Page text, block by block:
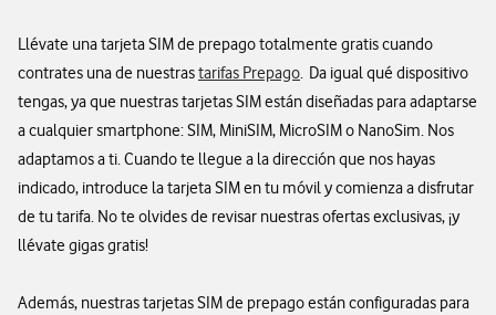
Llévate una tarjeta SIM de prepago totalmente gratis cuando
contrates una de nuestrastarifas Prepago. Da igual qué dispositivo
tengas, ya que nuestras tarjetas SIM están diseñadas para adaptarse
a cualquier smartphone: SIM, MiniSIM, MicroSIM o NanoSim. Nos
adaptamos a ti. Cuando te llegue a la dirección que nos hayas
indicado, introduce la tarjeta SIM en tu móvil y comienza a disfrutar
de tu tarifa. No te olvides de revisar nuestras ofertas exclusivas, ¡y
llévate gigas gratis!
Además, nuestras tarjetas SIM de prepago están configuradas para